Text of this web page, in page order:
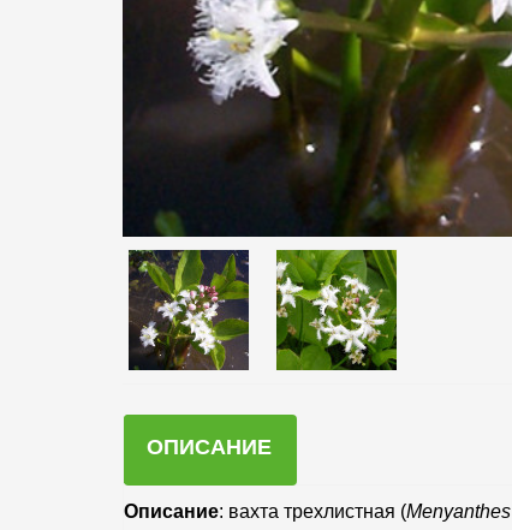
ОПИСАНИЕ
Описание: вахта трехлистная (Menyanthes